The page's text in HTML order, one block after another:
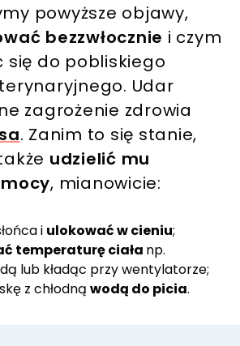
powyższe objawy,
bezzwłocznie i czym
się do pobliskiego
Udar
zagrożenie zdrowia
. Zanim to się stanie,
udzielić mu
, mianowicie:
i ulokować w cieniu;
temperaturę ciała np.
lub kładąc przy wentylatorze;
z chłodną wodą do picia.